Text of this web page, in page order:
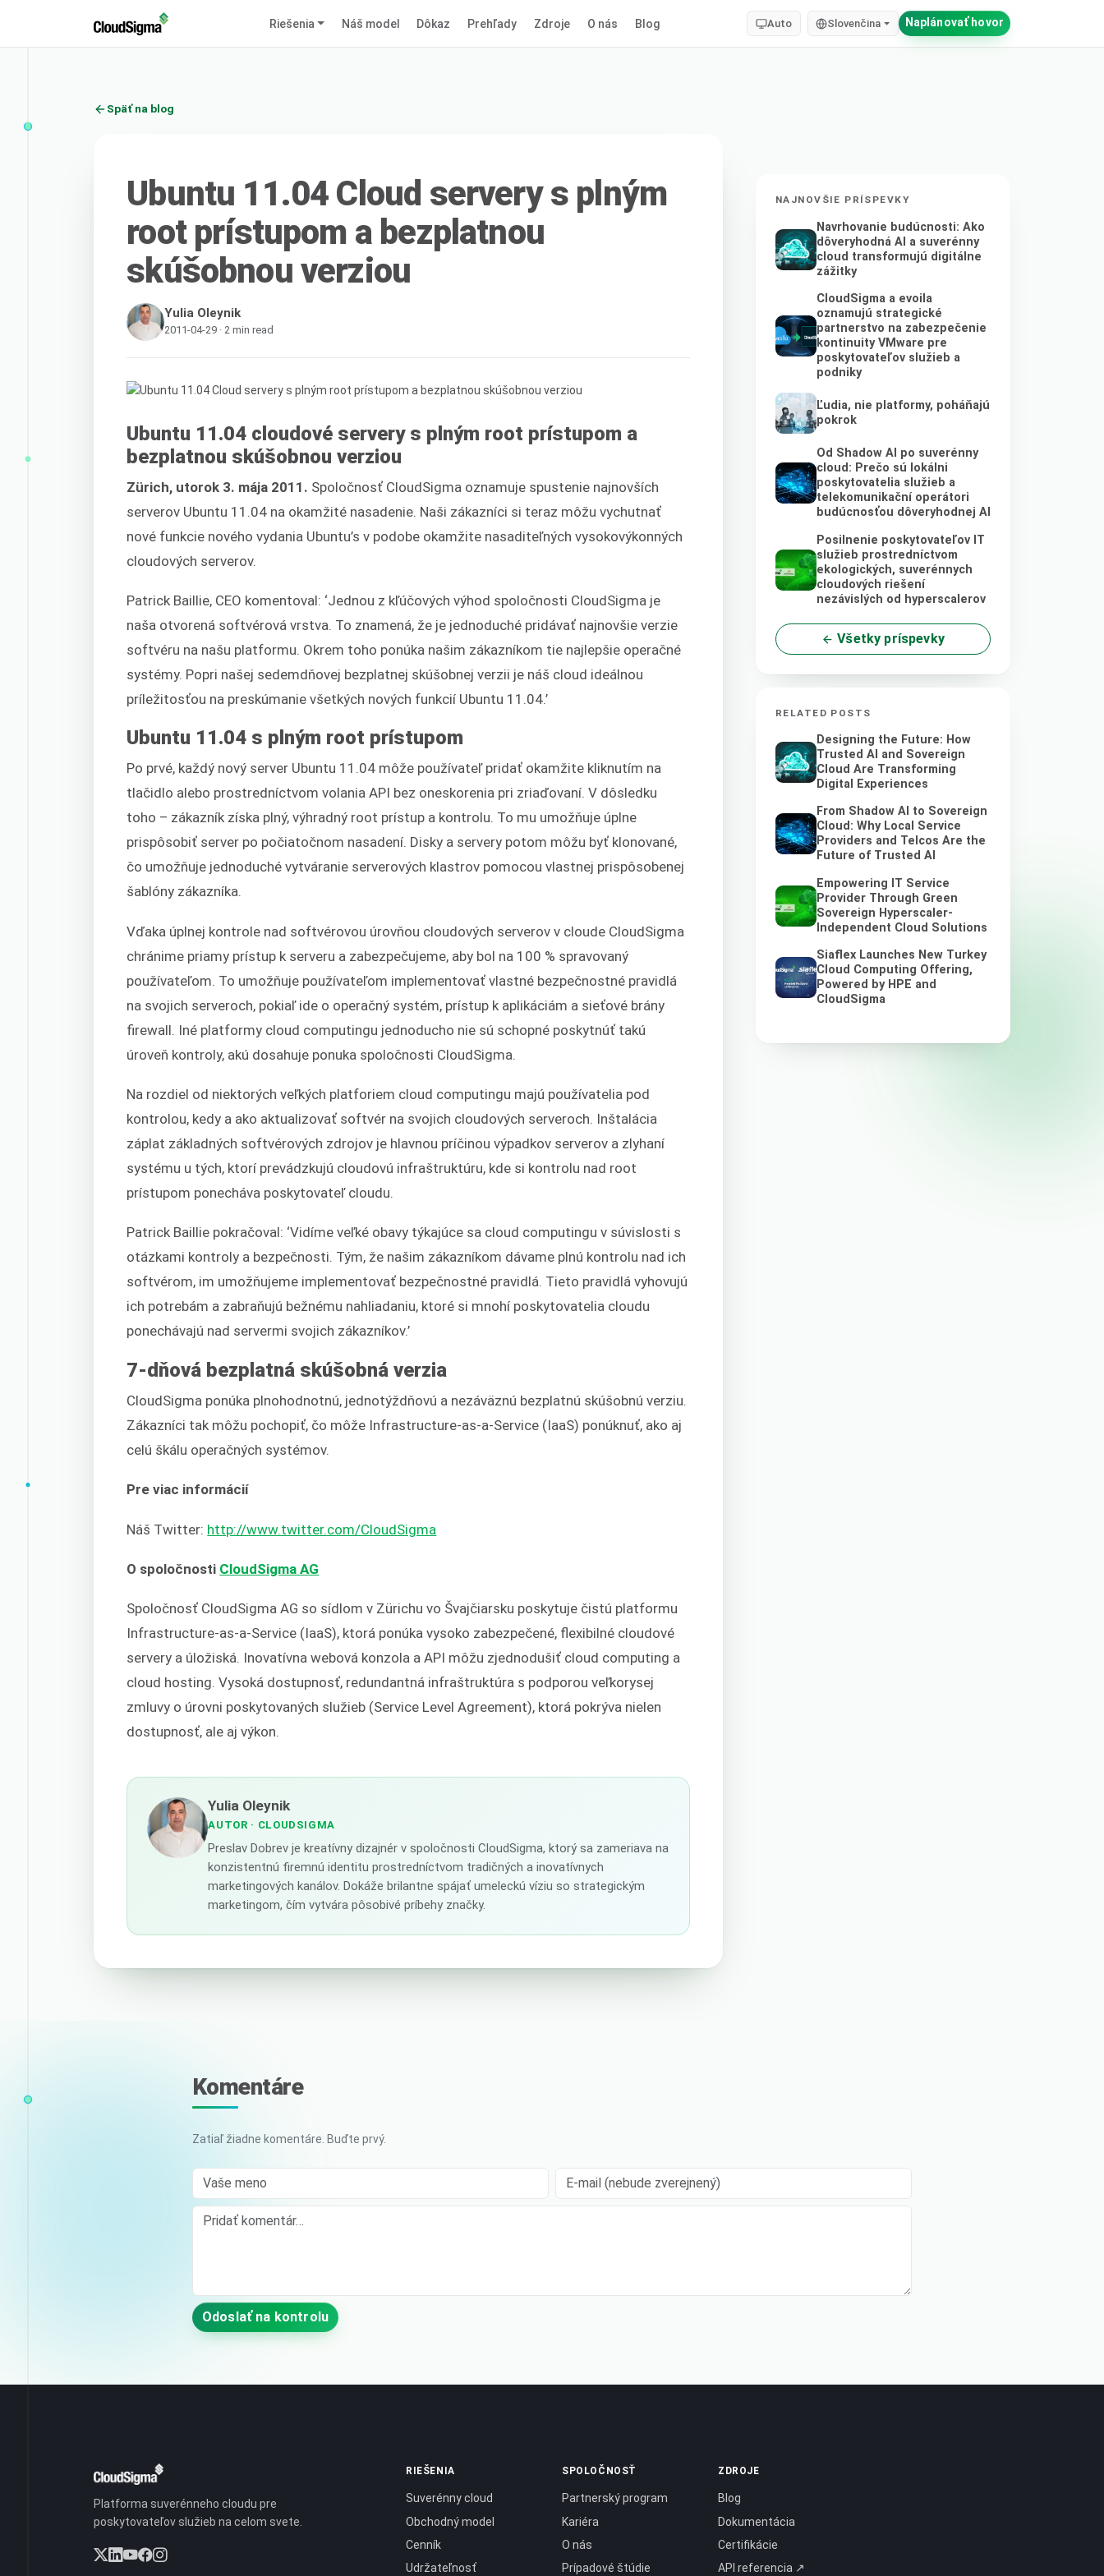
Riešenia Náš model Dôkaz Prehľady Zdroje O nás Blog Auto Slovenčina Naplánovať hovor
Späť na blog
Ubuntu 11.04 Cloud servery s plným
root prístupom a bezplatnou
skúšobnou verziou
Yulia Oleynik
2011-04-29 · 2 min read
Ubuntu 11.04 cloudové servery s plným root prístupom a
bezplatnou skúšobnou verziou
Zürich, utorok 3. mája 2011. Spoločnosť CloudSigma oznamuje spustenie najnovších
serverov Ubuntu 11.04 na okamžité nasadenie. Naši zákazníci si teraz môžu vychutnať
nové funkcie nového vydania Ubuntu’s v podobe okamžite nasaditeľných vysokovýkonných
cloudových serverov.
Patrick Baillie, CEO komentoval: ‘Jednou z kľúčových výhod spoločnosti CloudSigma je
naša otvorená softvérová vrstva. To znamená, že je jednoduché pridávať najnovšie verzie
softvéru na našu platformu. Okrem toho ponúka našim zákazníkom tie najlepšie operačné
systémy. Popri našej sedemdňovej bezplatnej skúšobnej verzii je náš cloud ideálnou
príležitosťou na preskúmanie všetkých nových funkcií Ubuntu 11.04.’
Ubuntu 11.04 s plným root prístupom
Po prvé, každý nový server Ubuntu 11.04 môže používateľ pridať okamžite kliknutím na
tlačidlo alebo prostredníctvom volania API bez oneskorenia pri zriaďovaní. V dôsledku
toho – zákazník získa plný, výhradný root prístup a kontrolu. To mu umožňuje úplne
prispôsobiť server po počiatočnom nasadení. Disky a servery potom môžu byť klonované,
čo umožňuje jednoduché vytváranie serverových klastrov pomocou vlastnej prispôsobenej
šablóny zákazníka.
Vďaka úplnej kontrole nad softvérovou úrovňou cloudových serverov v cloude CloudSigma
chránime priamy prístup k serveru a zabezpečujeme, aby bol na 100 % spravovaný
používateľom. To umožňuje používateľom implementovať vlastné bezpečnostné pravidlá
na svojich serveroch, pokiaľ ide o operačný systém, prístup k aplikáciám a sieťové brány
firewall. Iné platformy cloud computingu jednoducho nie sú schopné poskytnúť takú
úroveň kontroly, akú dosahuje ponuka spoločnosti CloudSigma.
Na rozdiel od niektorých veľkých platforiem cloud computingu majú používatelia pod
kontrolou, kedy a ako aktualizovať softvér na svojich cloudových serveroch. Inštalácia
záplat základných softvérových zdrojov je hlavnou príčinou výpadkov serverov a zlyhaní
systému u tých, ktorí prevádzkujú cloudovú infraštruktúru, kde si kontrolu nad root
prístupom ponecháva poskytovateľ cloudu.
Patrick Baillie pokračoval: ‘Vidíme veľké obavy týkajúce sa cloud computingu v súvislosti s
otázkami kontroly a bezpečnosti. Tým, že našim zákazníkom dávame plnú kontrolu nad ich
softvérom, im umožňujeme implementovať bezpečnostné pravidlá. Tieto pravidlá vyhovujú
ich potrebám a zabraňujú bežnému nahliadaniu, ktoré si mnohí poskytovatelia cloudu
ponechávajú nad servermi svojich zákazníkov.’
7-dňová bezplatná skúšobná verzia
CloudSigma ponúka plnohodnotnú, jednotýždňovú a nezáväznú bezplatnú skúšobnú verziu.
Zákazníci tak môžu pochopiť, čo môže Infrastructure-as-a-Service (IaaS) ponúknuť, ako aj
celú škálu operačných systémov.
Pre viac informácií
Náš Twitter: http://www.twitter.com/CloudSigma
O spoločnosti CloudSigma AG
Spoločnosť CloudSigma AG so sídlom v Zürichu vo Švajčiarsku poskytuje čistú platformu
Infrastructure-as-a-Service (IaaS), ktorá ponúka vysoko zabezpečené, flexibilné cloudové
servery a úložiská. Inovatívna webová konzola a API môžu zjednodušiť cloud computing a
cloud hosting. Vysoká dostupnosť, redundantná infraštruktúra s podporou veľkorysej
zmluvy o úrovni poskytovaných služieb (Service Level Agreement), ktorá pokrýva nielen
dostupnosť, ale aj výkon.
Yulia Oleynik
AUTOR · CLOUDSIGMA
Preslav Dobrev je kreatívny dizajnér v spoločnosti CloudSigma, ktorý sa zameriava na
konzistentnú firemnú identitu prostredníctvom tradičných a inovatívnych
marketingových kanálov. Dokáže brilantne spájať umeleckú víziu so strategickým
marketingom, čím vytvára pôsobivé príbehy značky.
NAJNOVŠIE PRÍSPEVKY
Navrhovanie budúcnosti: Ako
dôveryhodná AI a suverénny
cloud transformujú digitálne
zážitky
CloudSigma a evoila
oznamujú strategické
partnerstvo na zabezpečenie
kontinuity VMware pre
poskytovateľov služieb a
podniky
Ľudia, nie platformy, poháňajú
pokrok
Od Shadow AI po suverénny
cloud: Prečo sú lokálni
poskytovatelia služieb a
telekomunikační operátori
budúcnosťou dôveryhodnej AI
Posilnenie poskytovateľov IT
služieb prostredníctvom
ekologických, suverénnych
cloudových riešení
nezávislých od hyperscalerov
Všetky príspevky
RELATED POSTS
Designing the Future: How
Trusted AI and Sovereign
Cloud Are Transforming
Digital Experiences
From Shadow AI to Sovereign
Cloud: Why Local Service
Providers and Telcos Are the
Future of Trusted AI
Empowering IT Service
Provider Through Green
Sovereign Hyperscaler-
Independent Cloud Solutions
Siaflex Launches New Turkey
Cloud Computing Offering,
Powered by HPE and
CloudSigma
Komentáre
Zatiaľ žiadne komentáre. Buďte prvý.
Vaše meno E-mail (nebude zverejnený)
Comment
Odoslať na kontrolu
Platforma suverénneho cloudu pre
poskytovateľov služieb na celom svete.
RIEŠENIA
Suverénny cloud
Obchodný model
Cenník
Udržateľnosť
SPOLOČNOSŤ
Partnerský program
Kariéra
O nás
Prípadové štúdie
ZDROJE
Blog
Dokumentácia
Certifikácie
API referencia ↗